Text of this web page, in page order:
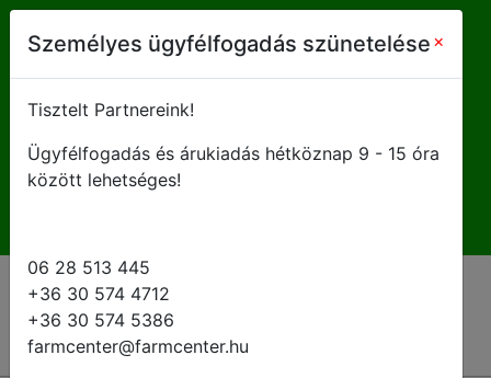
farmcenter@farmcenter.hu
H-P 8 - 16:30
Személyes ügyfélfogadás szünetelése ×
Tisztelt Partnereink!
Ügyfélfogadás és árukiadás hétköznap 9 - 15 óra
között lehetséges!
06 28 513 445
+36 30 574 4712
+36 30 574 5386
farmcenter@farmcenter.hu